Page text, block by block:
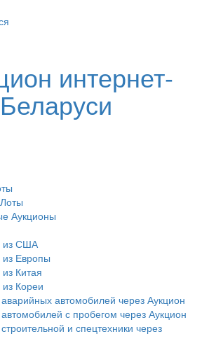
Аукционы
из США
Европы
Китая
Кореи
автомобилей через Аукцион
с пробегом через Аукцион
и спецтехники через